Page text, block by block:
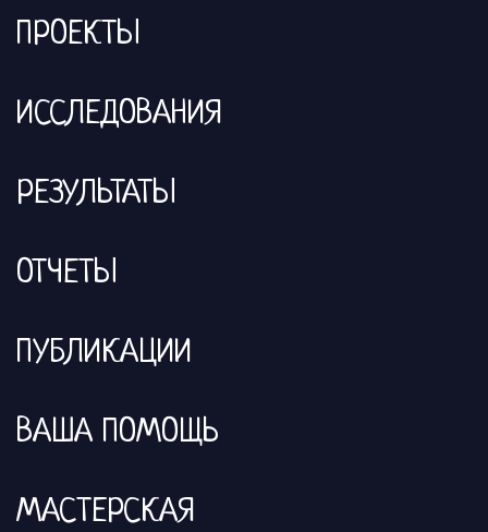
ПРОЕКТЫ
ИССЛЕДОВАНИЯ
РЕЗУЛЬТАТЫ
ОТЧЕТЫ
ПУБЛИКАЦИИ
ВАША ПОМОЩЬ
МАСТЕРСКАЯ